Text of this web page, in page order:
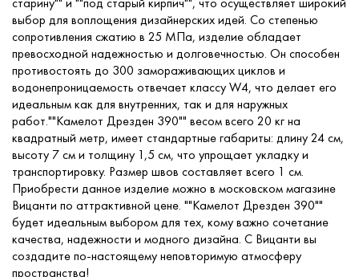
выбор для воплощения дизайнерских идей. Со степенью
сопротивления сжатию в 25 МПа, изделие обладает
превосходной надежностью и долговечностью. Он способен
противостоять до 300 замораживающих циклов и
водонепроницаемость отвечает классу W4, что делает его
идеальным как для внутренних, так и для наружных
работ.""Камелот Дрезден 390"" весом всего 20 кг на
квадратный метр, имеет стандартные габариты: длину 24 см,
высоту 7 см и толщину 1,5 см, что упрощает укладку и
транспортировку. Размер швов составляет всего 1 см.
Приобрести данное изделие можно в московском магазине
Вицанти по аттрактивной цене. ""Камелот Дрезден 390""
будет идеальным выбором для тех, кому важно сочетание
качества, надежности и модного дизайна. С Вицанти вы
создадите по-настоящему неповторимую атмосферу
пространства!